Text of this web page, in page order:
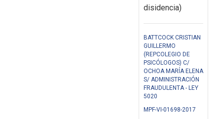
disidencia)
BATTCOCK CRISTIAN
GUILLERMO
(REPCOLEGIO DE
PSICÓLOGOS) C/
OCHOA MARÍA ELENA
S/ ADMINISTRACIÓN
FRAUDULENTA - LEY
5020
MPF-VI-01698-2017